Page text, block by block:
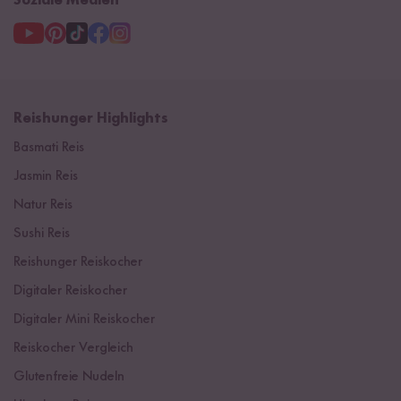
Reishunger Highlights
Basmati Reis
Jasmin Reis
Natur Reis
Sushi Reis
Reishunger Reiskocher
Digitaler Reiskocher
Digitaler Mini Reiskocher
Reiskocher Vergleich
Glutenfreie Nudeln